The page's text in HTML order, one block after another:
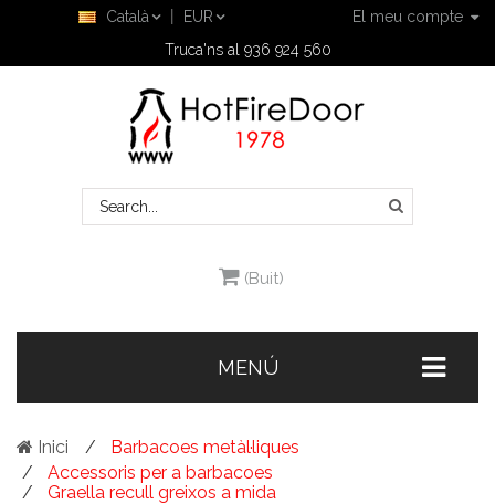
El meu compte
Català
EUR
Truca'ns al 936 924 560
(Buit)
MENÚ
Inici
Barbacoes metàl·liques
Accessoris per a barbacoes
Graella recull greixos a mida